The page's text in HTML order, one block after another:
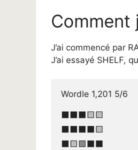
Comment
J’ai commencé par
J’ai essayé SHELF,
Wordle 1,201 5/6
⬛⬛⬛🟨🟨
⬛⬛⬛⬛🟨
⬛🟨🟩⬛⬛